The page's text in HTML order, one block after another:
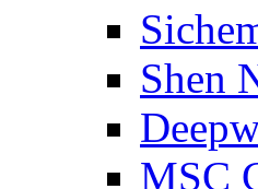
Shen
MSC